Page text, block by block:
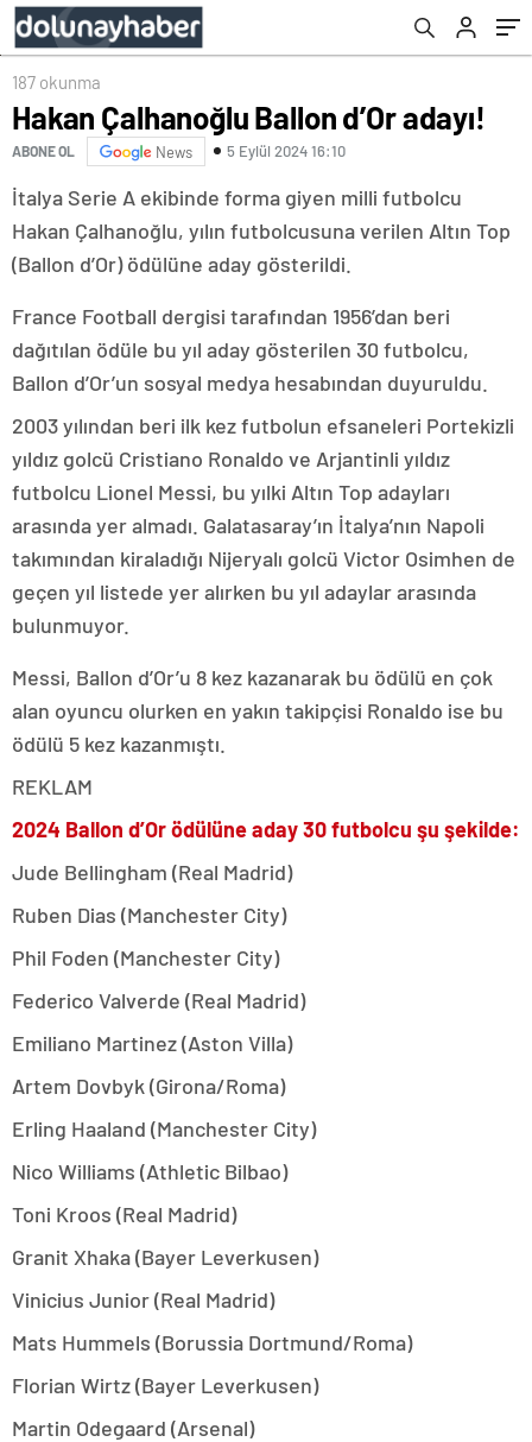
187 okunma
Hakan Çalhanoğlu Ballon d’Or adayı!
ABONE OL News 5 Eylül 2024 16:10
İtalya Serie A ekibinde forma giyen milli futbolcu
Hakan Çalhanoğlu, yılın futbolcusuna verilen Altın Top
(Ballon d’Or) ödülüne aday gösterildi.
France Football dergisi tarafından 1956’dan beri
dağıtılan ödüle bu yıl aday gösterilen 30 futbolcu,
Ballon d’Or’un sosyal medya hesabından duyuruldu.
2003 yılından beri ilk kez futbolun efsaneleri Portekizli
yıldız golcü Cristiano Ronaldo ve Arjantinli yıldız
futbolcu Lionel Messi, bu yılki Altın Top adayları
arasında yer almadı. Galatasaray’ın İtalya’nın Napoli
takımından kiraladığı Nijeryalı golcü Victor Osimhen de
geçen yıl listede yer alırken bu yıl adaylar arasında
bulunmuyor.
Messi, Ballon d’Or’u 8 kez kazanarak bu ödülü en çok
alan oyuncu olurken en yakın takipçisi Ronaldo ise bu
ödülü 5 kez kazanmıştı.
REKLAM
2024 Ballon d’Or ödülüne aday 30 futbolcu şu şekilde:
Jude Bellingham (Real Madrid)
Ruben Dias (Manchester City)
Phil Foden (Manchester City)
Federico Valverde (Real Madrid)
Emiliano Martinez (Aston Villa)
Artem Dovbyk (Girona/Roma)
Erling Haaland (Manchester City)
Nico Williams (Athletic Bilbao)
Toni Kroos (Real Madrid)
Granit Xhaka (Bayer Leverkusen)
Vinicius Junior (Real Madrid)
Mats Hummels (Borussia Dortmund/Roma)
Florian Wirtz (Bayer Leverkusen)
Martin Odegaard (Arsenal)